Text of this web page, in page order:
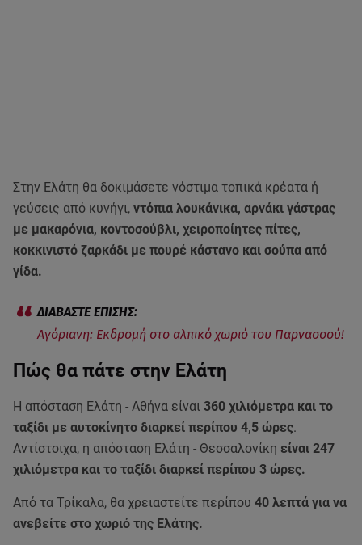
Στην Ελάτη θα δοκιμάσετε νόστιμα τοπικά κρέατα ή
γεύσεις από κυνήγι, ντόπια λουκάνικα, αρνάκι γάστρας
με μακαρόνια, κοντοσούβλι, χειροποίητες πίτες,
κοκκινιστό ζαρκάδι με πουρέ κάστανο και σούπα από
γίδα.
Αγόριανη: Εκδρομή στο αλπικό χωριό του Παρνασσού!
Πώς θα πάτε στην Ελάτη
Η απόσταση Ελάτη - Αθήνα είναι 360 χιλιόμετρα και το
ταξίδι με αυτοκίνητο διαρκεί περίπου 4,5 ώρες.
Αντίστοιχα, η απόσταση Ελάτη - Θεσσαλονίκη είναι 247
χιλιόμετρα και το ταξίδι διαρκεί περίπου 3 ώρες.
Από τα Τρίκαλα, θα χρειαστείτε περίπου 40 λεπτά για να
ανεβείτε στο χωριό της Ελάτης.